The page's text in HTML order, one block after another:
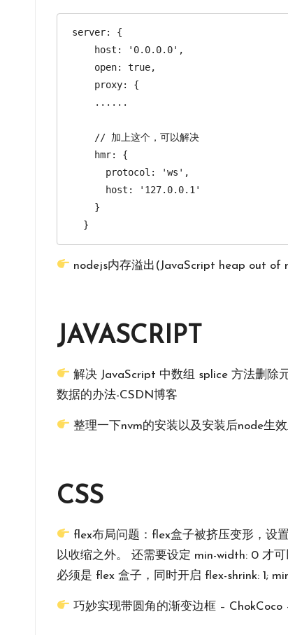
server: {
nodejs内存溢出(JavaScript heap out of
JAVASCRIPT
解决 JavaScript 中数组 splice 方法删除
数据的办法-CSDN博客
整理一下nvm的安装以及安装后node生
CSS
flex布局问题：flex盒子被挤压变形，设置
以收缩之外。 还需要设定 min-width: 0 才
必须是 flex 盒子，同时开启 flex-shrink: 1;
巧妙实现带圆角的渐变边框 – ChokCoco